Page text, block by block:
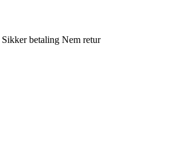
Sikker betaling Nem retur